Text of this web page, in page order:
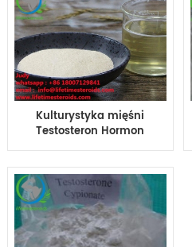
Kulturystyka mięśni
Testosteron Hormon
steroidowy Testosteron